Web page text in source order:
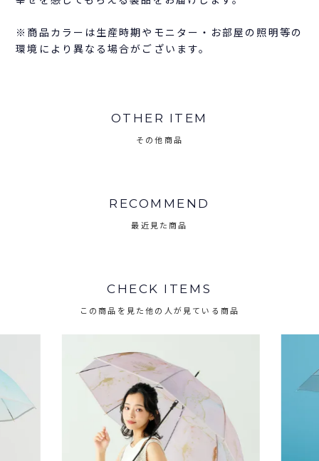
※商品カラーは生産時期やモニター・お部屋の照明等の
環境により異なる場合がございます。
OTHER ITEM
その他商品
RECOMMEND
最近見た商品
CHECK ITEMS
この商品を見た他の人が見ている商品